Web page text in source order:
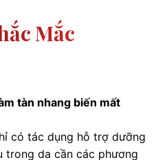
Mắc
tàn nhang biến mất
có tác dụng hỗ trợ dưỡng
trong da cần các phương